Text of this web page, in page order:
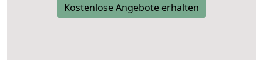
Kostenlose Angebote erhalten